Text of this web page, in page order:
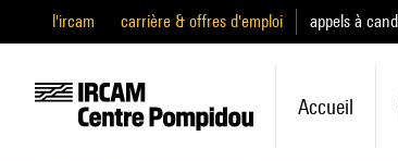
l'ircam carrière & offres d'emploi appels à
Accueil